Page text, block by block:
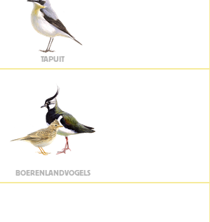
TAPUIT
BOERENLANDVOGELS